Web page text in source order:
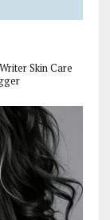
Skin Care